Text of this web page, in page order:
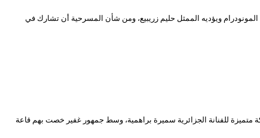
ويؤديه الممثل حليم زريبيع، ومن شأن المسرحية أن تشارك في
23 جوان 2022، افتتاح المهرجان الأوروبي الـ22 في الجزائر، الذي يتواصل إلى 1 جويلية الداخل، بمشاركة متميزة للفنانة الجزائرية سميرة براهمية، وسط جمهور غفير خصت بهم قاعة